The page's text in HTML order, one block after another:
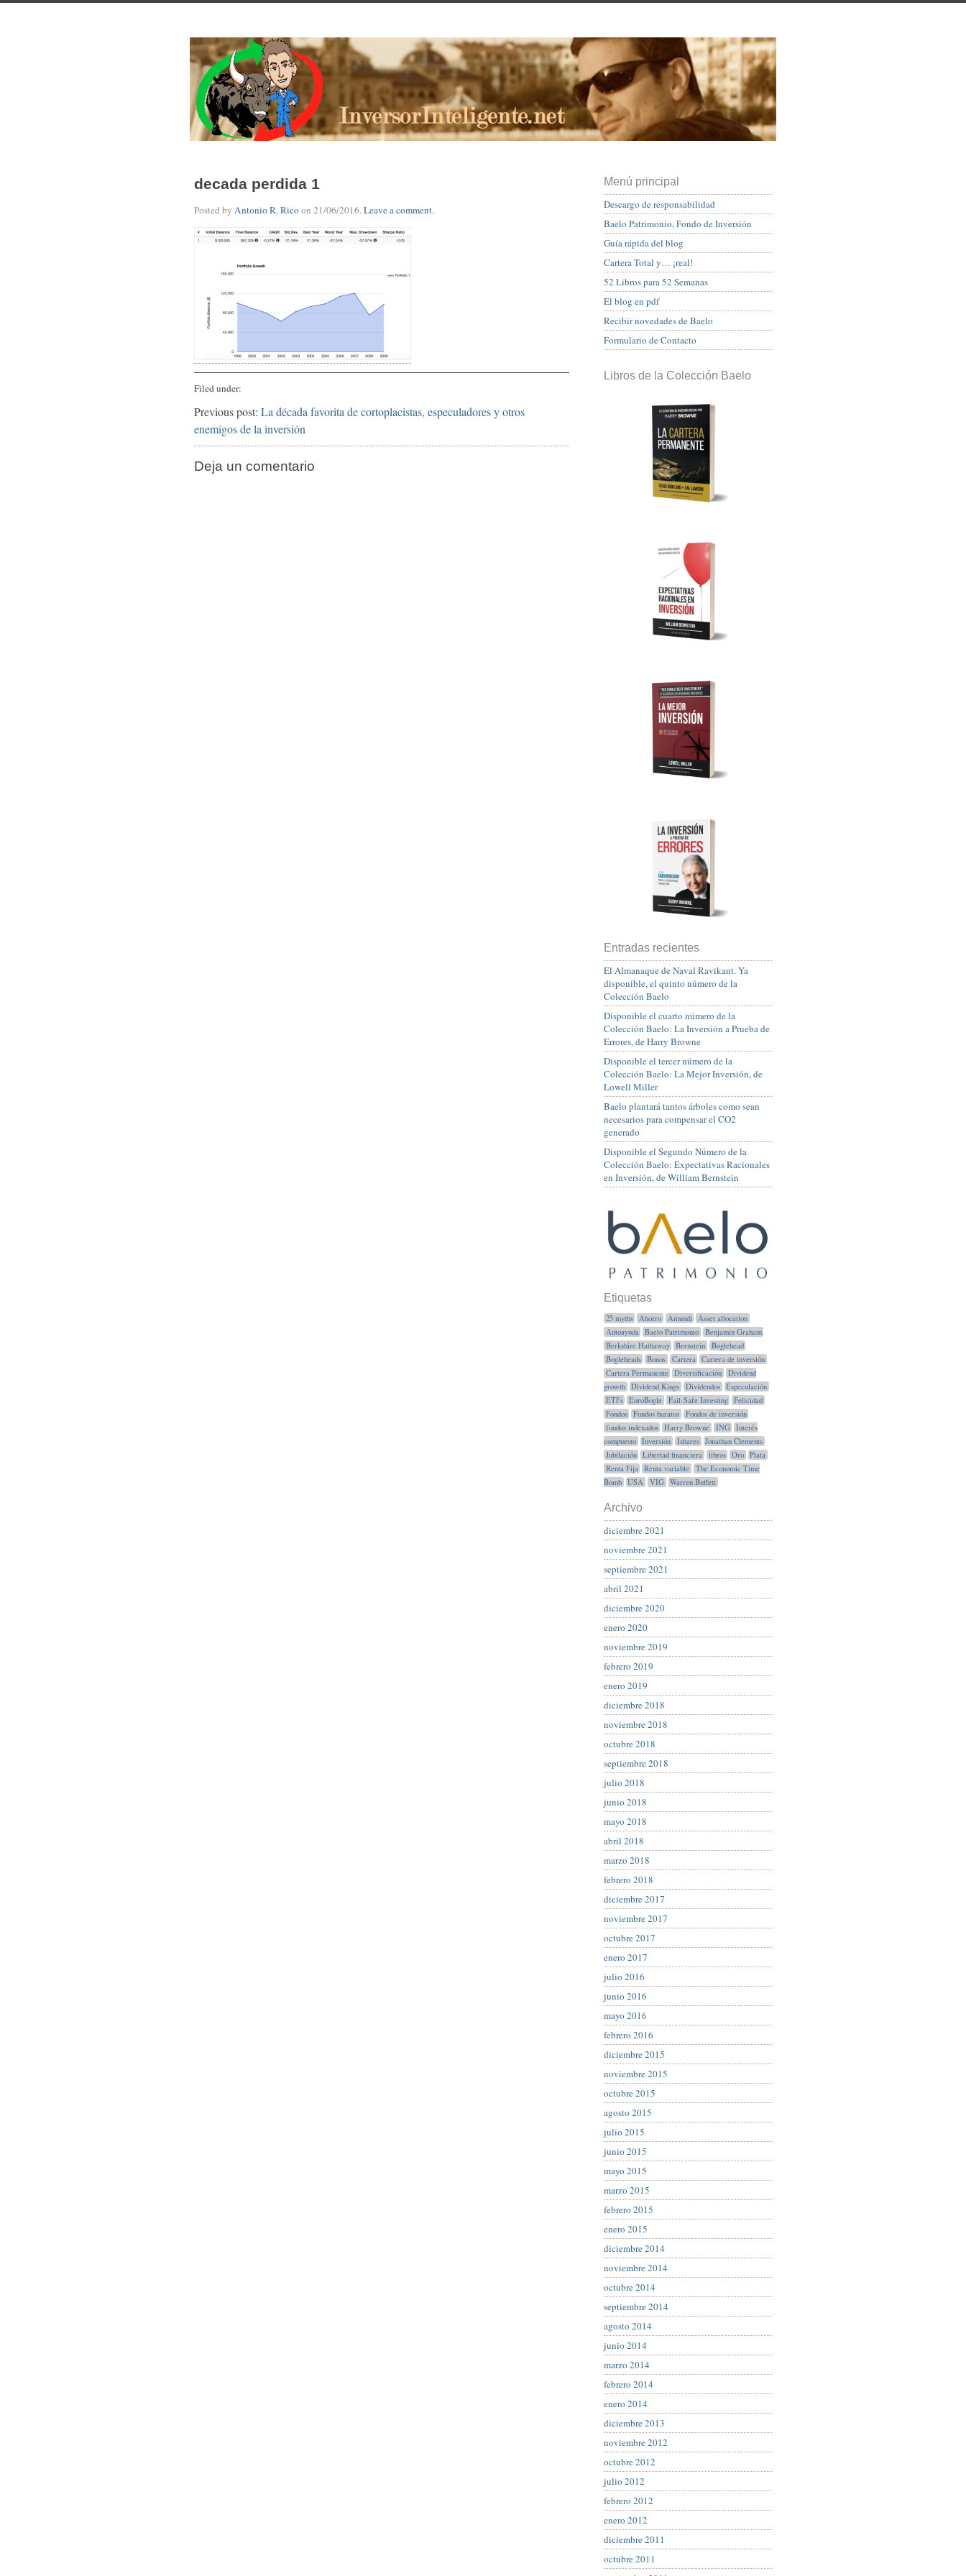
decada perdida 1
Posted by Antonio R. Ricoon 21/06/2016.Leave a comment.
Filed under:
Previous post: La década favorita de cortoplacistas, especuladores y otros
enemigos de la inversión
Deja un comentario
Menú principal
Descargo de responsabilidad
Baelo Patrimonio, Fondo de Inversión
Guía rápida del blog
Cartera Total y… ¡real!
52 Libros para 52 Semanas
El blog en pdf
Recibir novedades de Baelo
Formulario de Contacto
Libros de la Colección Baelo
Entradas recientes
El Almanaque de Naval Ravikant. Ya
disponible, el quinto número de la
Colección Baelo
Disponible el cuarto número de la
Colección Baelo: La Inversión a Prueba de
Errores, de Harry Browne
Disponible el tercer número de la
Colección Baelo: La Mejor Inversión, de
Lowell Miller
Baelo plantará tantos árboles como sean
necesarios para compensar el CO2
generado
Disponible el Segundo Número de la
Colección Baelo: Expectativas Racionales
en Inversión, de William Bernstein
Etiquetas
25 myths Ahorro Amundi
Asset allocation
Autoayuda
Baelo Patrimonio
Benjamin Graham
Berkshire Hathaway
Bernstein
Boglehead
Bogleheads
Bonos Cartera
Cartera de inversión
Cartera Permanente
Diversificación
Dividend
growth
Dividend Kings Dividendos
Especulación
ETFs
EuroBogle Fail-Safe Investing
Felicidad
Fondos
Fondos baratos
Fondos de inversión
fondos indexados
Harry Browne ING
Interés
compuesto
Inversión Ishares
Jonathan Clements
Jubilación
Libertad financiera libros Oro
Plata
Renta Fija
Renta variable
The Economic Time
Bomb
USA VIG Warren Buffett
Archivo
diciembre 2021
noviembre 2021
septiembre 2021
abril 2021
diciembre 2020
enero 2020
noviembre 2019
febrero 2019
enero 2019
diciembre 2018
noviembre 2018
octubre 2018
septiembre 2018
julio 2018
junio 2018
mayo 2018
abril 2018
marzo 2018
febrero 2018
diciembre 2017
noviembre 2017
octubre 2017
enero 2017
julio 2016
junio 2016
mayo 2016
febrero 2016
diciembre 2015
noviembre 2015
octubre 2015
agosto 2015
julio 2015
junio 2015
mayo 2015
marzo 2015
febrero 2015
enero 2015
diciembre 2014
noviembre 2014
octubre 2014
septiembre 2014
agosto 2014
junio 2014
marzo 2014
febrero 2014
enero 2014
diciembre 2013
noviembre 2012
octubre 2012
julio 2012
febrero 2012
enero 2012
diciembre 2011
octubre 2011